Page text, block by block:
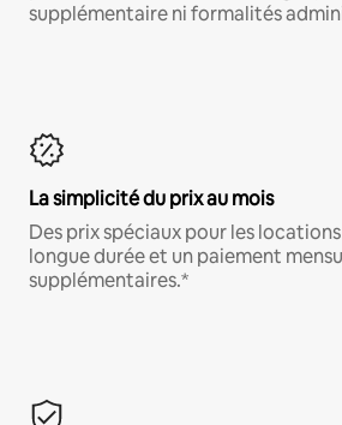
supplémentaire ni formalités
La simplicité du prix au mois
Des prix spéciaux pour les
longue durée et un paiement
supplémentaires.*